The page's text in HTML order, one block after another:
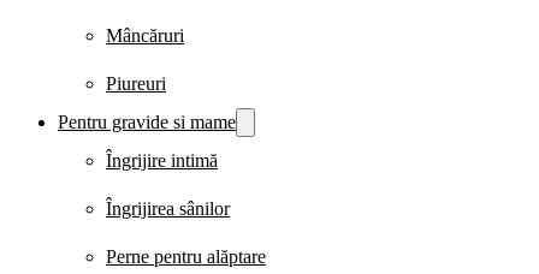
Mâncăruri
Piureuri
Pentru gravide si mame
Îngrijire intimă
Îngrijirea sânilor
Perne pentru alăptare